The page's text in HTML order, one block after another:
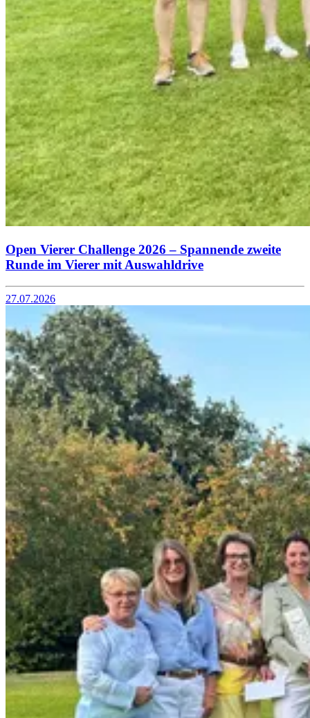
Open Vierer Challenge 2026 – Spannende zweite
Runde im Vierer mit Auswahldrive
27.07.2026